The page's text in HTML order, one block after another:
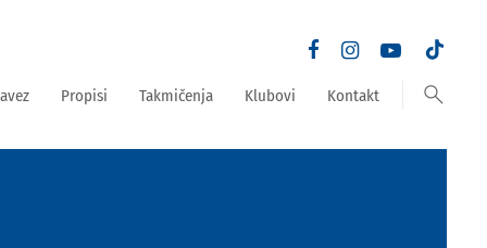
Propisi Takmičenja Klubovi Kontakt search